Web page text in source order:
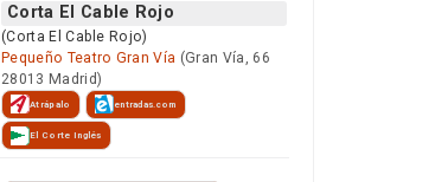
Corta El Cable Rojo
(Corta El Cable Rojo)
Pequeño Teatro Gran Vía (Gran Vía, 66
28013 Madrid)
Atrápalo entradas.com
El Corte Inglés